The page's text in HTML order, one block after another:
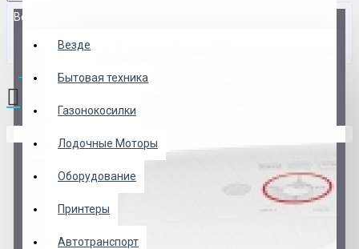
Везде
Везде
Бытовая техника
Газонокосилки
Лодочные Моторы
Оборудование
Принтеры
Автотранспорт
0 товар(ов) - 0 р.